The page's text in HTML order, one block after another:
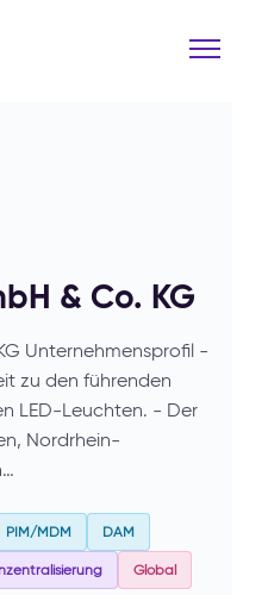
& Co. KG
Unternehmensprofil -
zu den führenden
LED-Leuchten. - Der
Nordrhein-
PIM/MDM DAM
Global